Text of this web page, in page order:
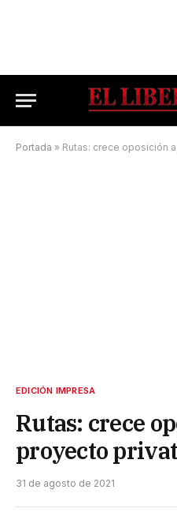
Portada » Rutas: crece oposición
EDICIÓN IMPRESA
Rutas: crece
proyecto
31 de agosto de 2021